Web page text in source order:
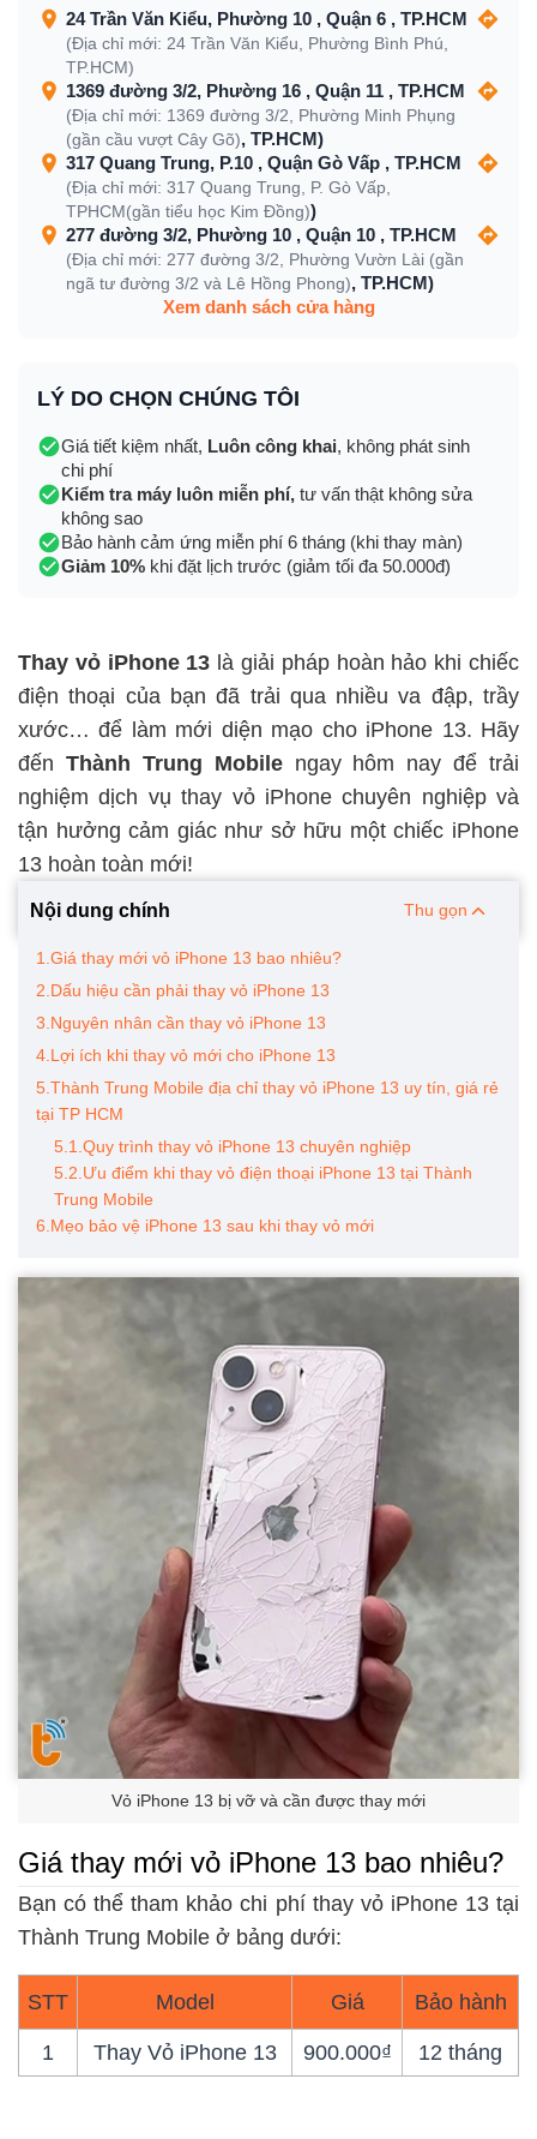
24 Trần Văn Kiểu, Phường 10 , Quận 6 , TP.HCM
(Địa chỉ mới: 24 Trần Văn Kiểu, Phường Bình Phú,
TP.HCM)
1369 đường 3/2, Phường 16 , Quận 11 , TP.HCM
(Địa chỉ mới: 1369 đường 3/2, Phường Minh Phụng
(gần cầu vượt Cây Gõ), TP.HCM)
317 Quang Trung, P.10 , Quận Gò Vấp , TP.HCM
(Địa chỉ mới: 317 Quang Trung, P. Gò Vấp,
TPHCM(gần tiểu học Kim Đồng))
277 đường 3/2, Phường 10 , Quận 10 , TP.HCM
(Địa chỉ mới: 277 đường 3/2, Phường Vườn Lài (gần
ngã tư đường 3/2 và Lê Hồng Phong), TP.HCM)
Xem danh sách cửa hàng
LÝ DO CHỌN CHÚNG TÔI
Giá tiết kiệm nhất, Luôn công khai, không phát sinh
chi phí
Kiểm tra máy luôn miễn phí, tư vấn thật không sửa
không sao
Bảo hành cảm ứng miễn phí 6 tháng (khi thay màn)
Giảm 10% khi đặt lịch trước (giảm tối đa 50.000đ)
Thay vỏ iPhone 13 là giải pháp hoàn hảo khi chiếc
điện thoại của bạn đã trải qua nhiều va đập, trầy
xước… để làm mới diện mạo cho iPhone 13. Hãy
đến Thành Trung Mobile ngay hôm nay để trải
nghiệm dịch vụ thay vỏ iPhone chuyên nghiệp và
tận hưởng cảm giác như sở hữu một chiếc iPhone
13 hoàn toàn mới!
Nội dung chính Thu gọn
1.Giá thay mới vỏ iPhone 13 bao nhiêu?
2.Dấu hiệu cần phải thay vỏ iPhone 13
3.Nguyên nhân cần thay vỏ iPhone 13
4.Lợi ích khi thay vỏ mới cho iPhone 13
5.Thành Trung Mobile địa chỉ thay vỏ iPhone 13 uy tín, giá rẻ
tại TP HCM
5.1.Quy trình thay vỏ iPhone 13 chuyên nghiệp
5.2.Ưu điểm khi thay vỏ điện thoại iPhone 13 tại Thành
Trung Mobile
6.Mẹo bảo vệ iPhone 13 sau khi thay vỏ mới
Vỏ iPhone 13 bị vỡ và cần được thay mới
Giá thay mới vỏ iPhone 13 bao nhiêu?
Bạn có thể tham khảo chi phí thay vỏ iPhone 13 tại
Thành Trung Mobile ở bảng dưới:
STT Model Giá Bảo hành
1 Thay Vỏ iPhone 13 900.000₫ 12 tháng